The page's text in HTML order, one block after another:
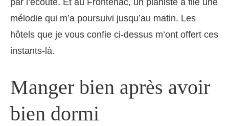
par l’écoute. Et au Frontenac, un pianiste a filé une
mélodie qui m’a poursuivi jusqu’au matin. Les
hôtels que je vous confie ci-dessus m’ont offert ces
instants-là.
Manger bien après avoir
bien dormi